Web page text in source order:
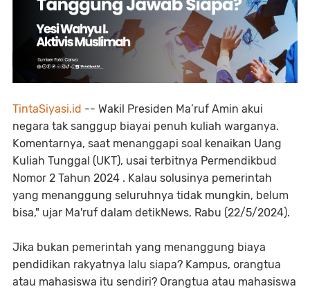
TintaSiyasi.id -- Wakil Presiden Ma’ruf Amin akui
negara tak sanggup biayai penuh kuliah warganya.
Komentarnya, saat menanggapi soal kenaikan Uang
Kuliah Tunggal (UKT), usai terbitnya Permendikbud
Nomor 2 Tahun 2024 . Kalau solusinya pemerintah
yang menanggung seluruhnya tidak mungkin, belum
bisa," ujar Ma'ruf dalam detikNews, Rabu (22/5/2024).
Jika bukan pemerintah yang menanggung biaya
pendidikan rakyatnya lalu siapa? Kampus, orangtua
atau mahasiswa itu sendiri? Orangtua atau mahasiswa